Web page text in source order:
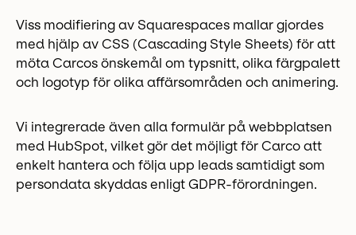
Viss modifiering av Squarespaces mallar gjordes
med hjälp av CSS (Cascading Style Sheets) för att
möta Carcos önskemål om typsnitt, olika färgpalett
och logotyp för olika affärsområden och animering.
Vi integrerade även alla formulär på webbplatsen
med HubSpot, vilket gör det möjligt för Carco att
enkelt hantera och följa upp leads samtidigt som
persondata skyddas enligt GDPR-förordningen.